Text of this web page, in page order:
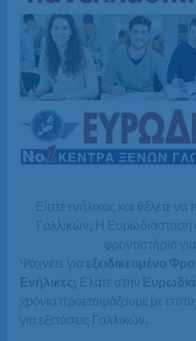
Είστε ενήλικος και θέλετε
Γαλλικών; Η Ευρωδιάσταση
φροντιστήριο
Ψάχνετε για εξειδικευμένο
Ενήλικες ; Ελάτε στην
χρόνια προετοιμάζουμε με
για εξετάσεις Γαλλικών.